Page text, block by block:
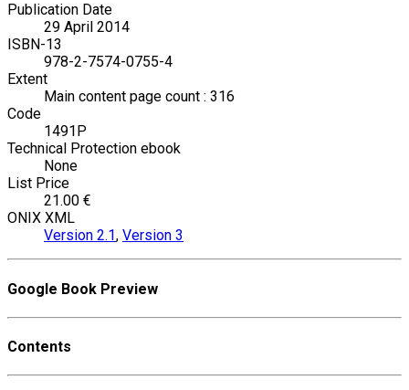
Publication Date
29 April 2014
ISBN-13
978-2-7574-0755-4
Extent
Main content page count : 316
Code
1491P
Technical Protection ebook
None
List Price
21.00 €
ONIX XML
Version 2.1, Version 3
Google Book Preview
Contents